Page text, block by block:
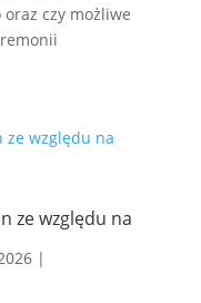
oraz czy możliwe
ze względu na
|